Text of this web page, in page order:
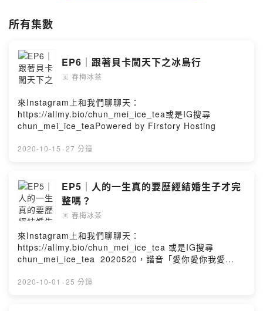
所有集數
EP6｜跟著貝卡闖天下之冰島行
🄴 春梅冰茶
來Instagram上和我們聊聊天：
https://allmy.bio/chun_mei_ice_tea或是IG搜尋
chun_mei_ice_teaPowered by Firstory Hosting
2020-10-15 · 27 分鐘
EP5｜人的一生真的要歷經結婚生子才完
整嗎？
🄴 春梅冰茶
來Instagram上和我們聊聊天：
https://allmy.bio/chun_mei_ice_tea 或是IG搜尋
chun_mei_ice_tea 2020520，諧音「愛你愛你我愛
心中都對婚姻及夢幻的婚禮抱有憧憬。但你有沒有想過，
2020-10-01 · 25 分鐘